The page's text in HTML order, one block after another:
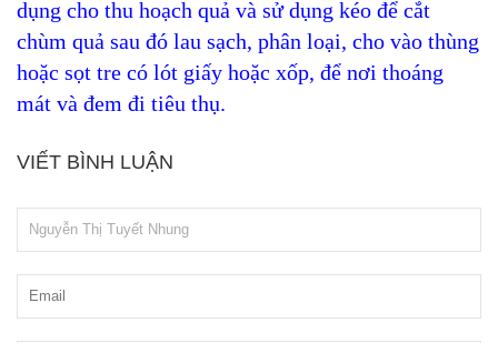
dụng cho thu hoạch quả và sử dụng kéo để cắt
chùm quả sau đó lau sạch, phân loại, cho vào thùng
hoặc sọt tre có lót giấy hoặc xốp, để nơi thoáng
mát và đem đi tiêu thụ.
VIẾT BÌNH LUẬN